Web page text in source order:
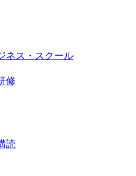
ネス・スクール
修
読